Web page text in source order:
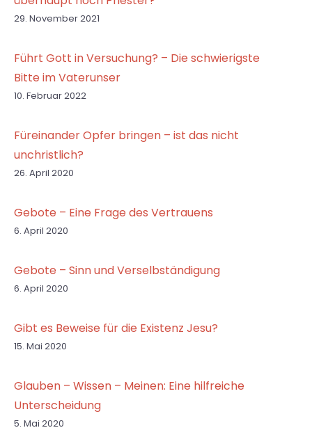
29. November 2021
Führt Gott in Versuchung? – Die schwierigste
Bitte im Vaterunser
10. Februar 2022
Füreinander Opfer bringen – ist das nicht
unchristlich?
26. April 2020
Gebote – Eine Frage des Vertrauens
6. April 2020
Gebote – Sinn und Verselbständigung
6. April 2020
Gibt es Beweise für die Existenz Jesu?
15. Mai 2020
Glauben – Wissen – Meinen: Eine hilfreiche
Unterscheidung
5. Mai 2020